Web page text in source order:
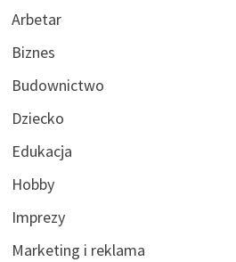
Arbetar
Biznes
Budownictwo
Dziecko
Edukacja
Hobby
Imprezy
Marketing i reklama